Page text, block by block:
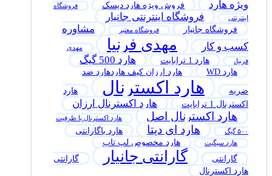
ویژه هارد
فروش ویژه هارد دیسک
فروشگاه
اینترنتی
فروشگاه اینترنتی جانیار
فروشگاه جانیار فروشگاه معتبر
مشاوره
کسب و کار
مهدی فرنیا
مهدی
فرنیا،
هارد 1 ترابایت هارد 500 گیگ
هارد WD
هارد ارزان کیف هاردهارد ضد
ضربه
هارد اکسترنال
هارد
اکسترنال 1 ترابایت
هارد اکسترنال ارزان
هارد اکسترنال اصل
هارد اکسترنال با ظرفیت
۵۰۰ گیگ
هارد ای دیتا هارد باگارانتی
هارد سیگیت
هارد مخصوص لپ تاپ
گارانتی
گارانتی جانیار
گارانتی
هارد اکسترنال